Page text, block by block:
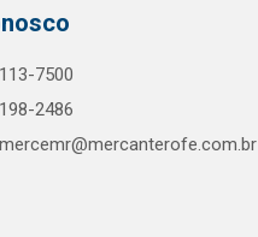
7500
2486